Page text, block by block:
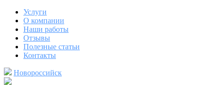
Услуги
О компании
Наши работы
Отзывы
Полезные статьи
Контакты
Новороссийск